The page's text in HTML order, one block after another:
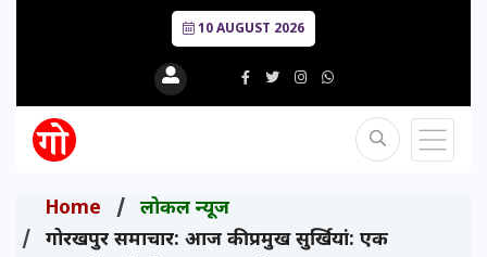
10 AUGUST 2026
Home
लोकल न्यूज
गोरखपुर समाचार: आज की प्रमुख सुर्खियां: एक